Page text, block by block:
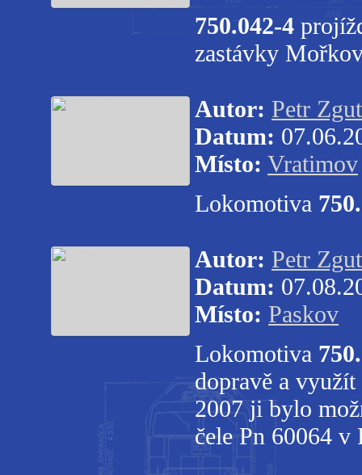
750.042-4
zastávky
Autor: Petr Zgut
Datum:
Místo: Vratimov
Lokomotiva
Autor: Petr Zgut
Datum:
Místo: Paskov
Lokomotiva
dopravě a
2007 ji bylo
čele Pn 60064 v